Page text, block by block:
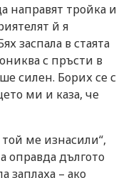
направят тройка и
й я
заспала в стаята
с пръсти в
силен. Борих се с
ми и каза, че
ме изнасили“,
оправда дългото
заплаха – ако